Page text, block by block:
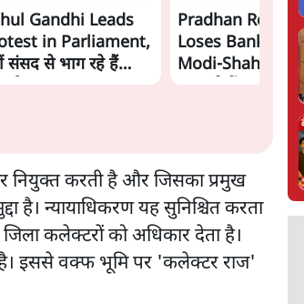
Gandhi Leads
in Parliament,
संसद से भाग रहे हैं
Pradhan
Loses Bankipur!
Modi-Shah संसद
भाग रहे हैं? |
नियुक्त करती है और जिसका प्रमुख
है। न्यायाधिकरण यह सुनिश्चित करता
कलेक्टरों को अधिकार देता है।
इससे वक्फ भूमि पर 'कलेक्टर राज'